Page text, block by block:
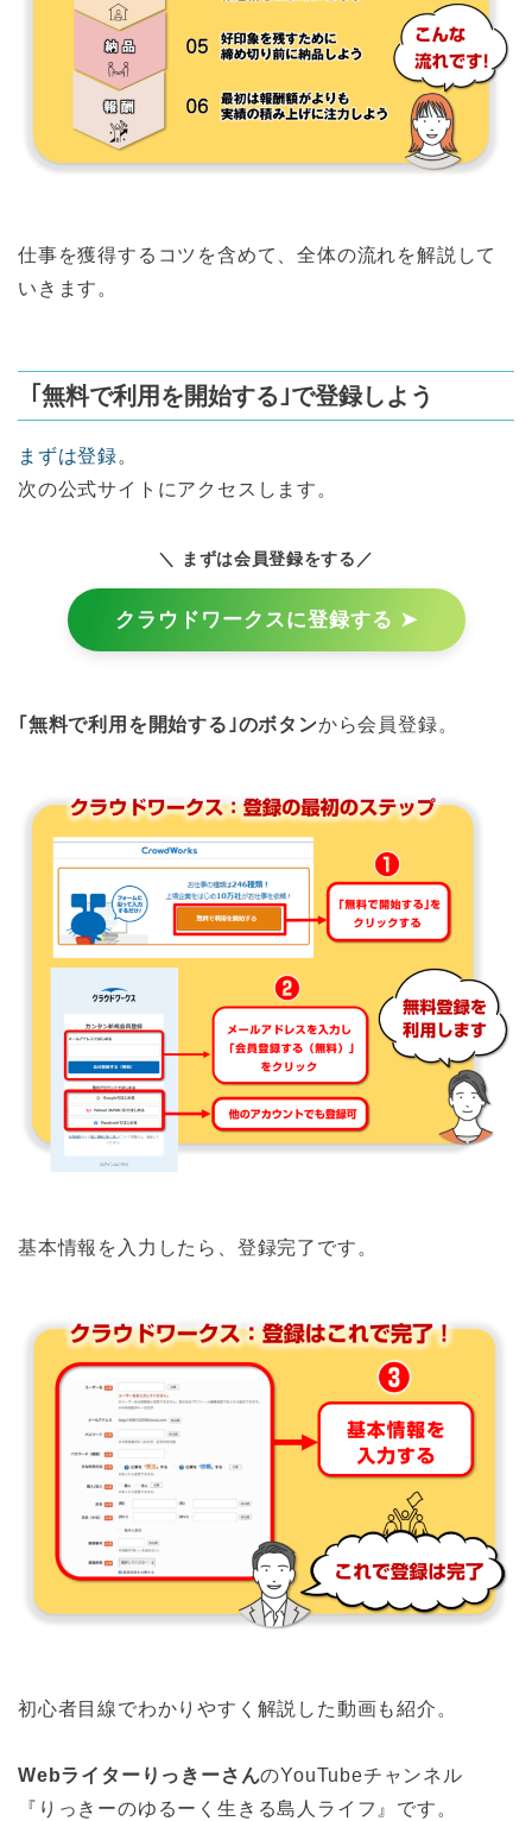
仕事を獲得するコツを含めて、全体の流れを解説して
いきます。
｢無料で利用を開始する｣で登録しよう
まずは登録。
次の公式サイトにアクセスします。
＼ まずは会員登録をする／
クラウドワークスに登録する ➤
｢無料で利用を開始する｣のボタンから会員登録。
基本情報を入力したら、登録完了です。
初心者目線でわかりやすく解説した動画も紹介。
WebライターりっきーさんのYouTubeチャンネル
『りっきーのゆるーく生きる島人ライフ』です。